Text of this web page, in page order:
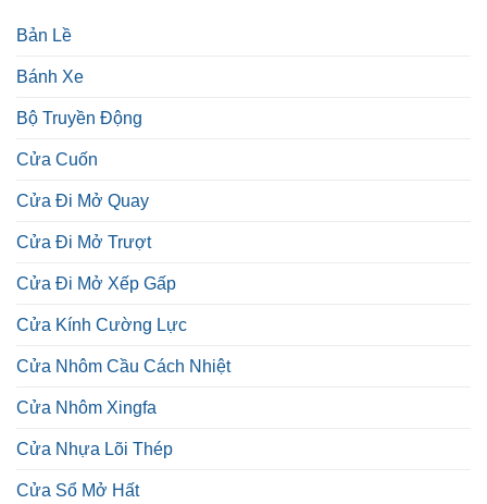
Bản Lề
Bánh Xe
Bộ Truyền Động
Cửa Cuốn
Cửa Đi Mở Quay
Cửa Đi Mở Trượt
Cửa Đi Mở Xếp Gấp
Cửa Kính Cường Lực
Cửa Nhôm Cầu Cách Nhiệt
Cửa Nhôm Xingfa
Cửa Nhựa Lõi Thép
Cửa Sổ Mở Hất